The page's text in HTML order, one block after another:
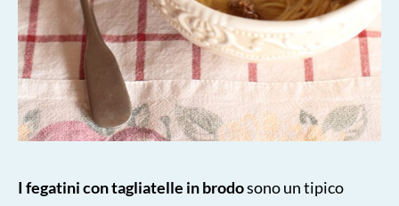
I fegatini con tagliatelle in brodosono un tipico